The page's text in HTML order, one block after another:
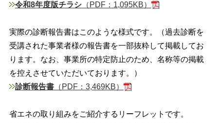
令和8年度版チラシ（PDF：1,095KB）
実際の診断報告書はこのような様式です。（過去診断を
受講された事業者様の報告書を一部抜粋して掲載してお
ります。なお、事業所の特定防止のため、名称等の掲載
を控えさせていただいております。）
診断報告書（PDF：3,469KB）
省エネの取り組みをご紹介するリーフレットです。